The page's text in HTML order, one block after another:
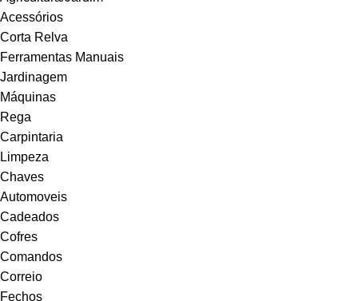
Acessórios
Corta Relva
Ferramentas Manuais
Jardinagem
Máquinas
Rega
Carpintaria
Limpeza
Chaves
Automoveis
Cadeados
Cofres
Comandos
Correio
Fechos